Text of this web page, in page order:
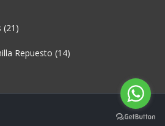
(21)
Repuesto (14)